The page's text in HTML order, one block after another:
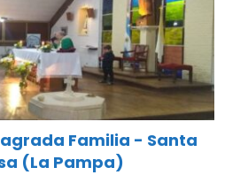
Familia - Santa
(La Pampa)